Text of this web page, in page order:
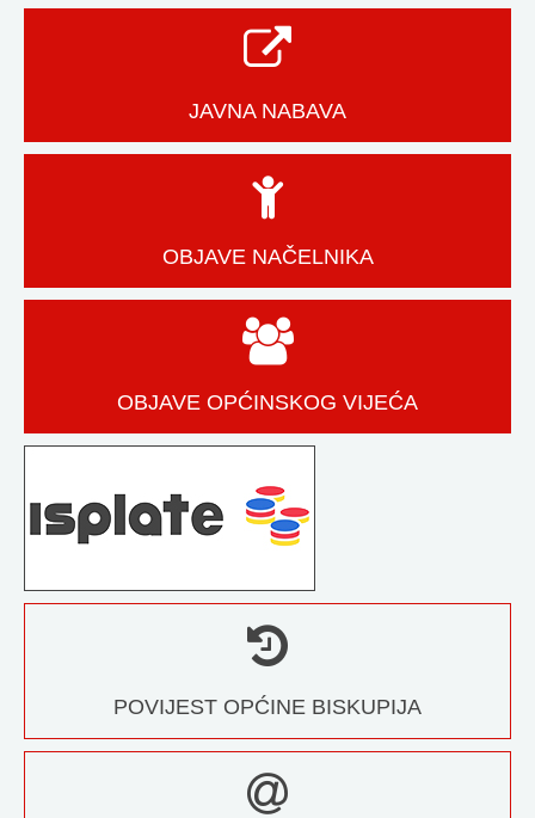
JAVNA NABAVA
OBJAVE NAČELNIKA
OBJAVE OPĆINSKOG VIJEĆA
POVIJEST OPĆINE BISKUPIJA